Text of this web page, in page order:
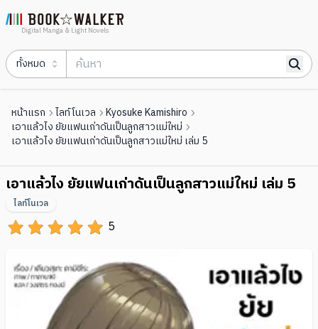
Digital Manga & Light Novels
ทั้งหมด
หน้าแรก ไลท์โนเวล
Kyosuke Kamishiro
เอาแล้วไง ยัยแฟนเก่าดันเป็นลูกสาวแม่ใหม่
เอาแล้วไง ยัยแฟนเก่าดันเป็นลูกสาวแม่ใหม่ เล่ม 5
เอาแล้วไง ยัยแฟนเก่าดันเป็นลูกสาวแม่ใหม่ เล่ม 5
5
ไลท์โนเวล